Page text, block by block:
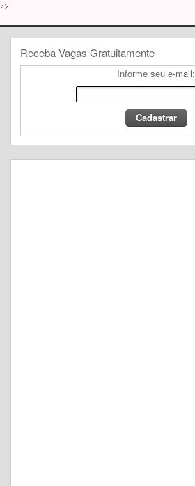
<>
Receba Vagas Gratuitamente
Informe seu e-mail: